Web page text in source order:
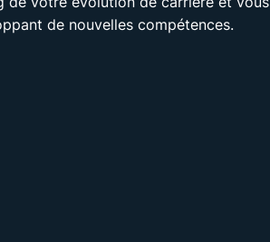
de nouvelles compétences.